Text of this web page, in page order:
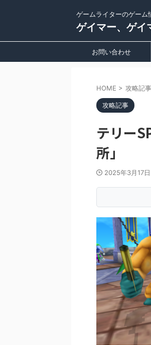
ゲームライターのゲーム
ゲイマー、ゲイ
お問い合わせ
HOME > 攻略記事
攻略記事
テリー
所」
2025年3月17日